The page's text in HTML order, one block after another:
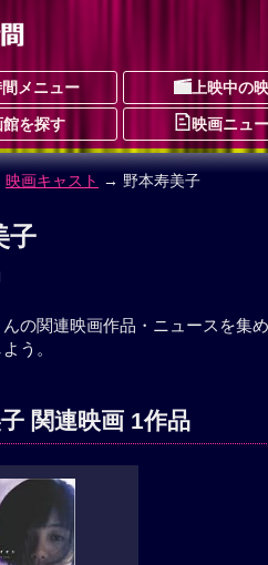
メニュー 上映中の
館を探す 映画ニュ
映画キャスト → 野本寿美子
子
の関連映画作品・ニュースを集
う。
関連映画 1作品